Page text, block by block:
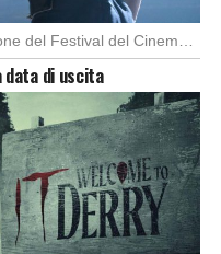
data di uscita